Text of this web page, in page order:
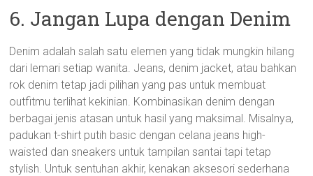
6. Jangan Lupa dengan Denim
Denim adalah salah satu elemen yang tidak mungkin hilang
dari lemari setiap wanita. Jeans, denim jacket, atau bahkan
rok denim tetap jadi pilihan yang pas untuk membuat
outfitmu terlihat kekinian. Kombinasikan denim dengan
berbagai jenis atasan untuk hasil yang maksimal. Misalnya,
padukan t-shirt putih basic dengan celana jeans high-
waisted dan sneakers untuk tampilan santai tapi tetap
stylish. Untuk sentuhan akhir, kenakan aksesori sederhana